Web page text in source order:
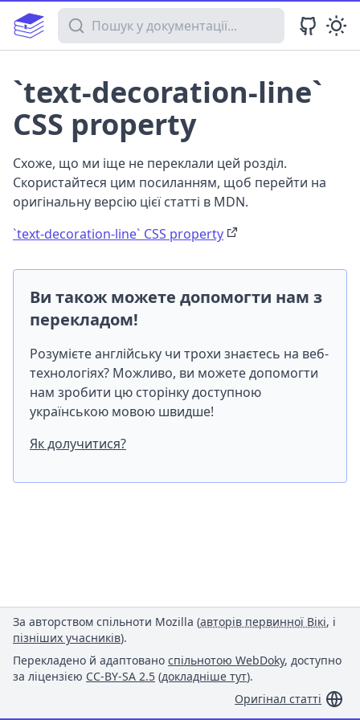
Пошук у документації
`text-decoration-line`
CSS property
Схоже, що ми іще не переклали цей розділ.
Скористайтеся цим посиланням, щоб перейти на
оригінальну версію цієї статті в MDN.
`text-decoration-line` CSS property
Ви також можете допомогти нам з
перекладом!
Розумієте англійську чи трохи знаєтесь на веб-
технологіях? Можливо, ви можете допомогти
нам зробити цю сторінку доступною
українською мовою швидше!
Як долучитися?
За авторством спільноти Mozilla (авторів первинної Вікі, і
пізніших учасників).
Перекладено й адаптовано спільнотою WebDoky, доступно
за ліцензією CC-BY-SA 2.5 (докладніше тут).
Оригінал статті